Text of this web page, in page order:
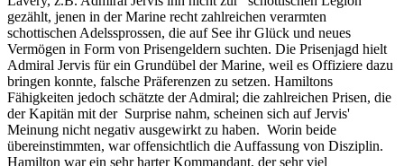
gezählt, jenen in der Marine recht zahlreichen verarmten
schottischen Adelssprossen, die auf See ihr Glück und neues
Vermögen in Form von Prisengeldern suchten. Die Prisenjagd hielt
Admiral Jervis für ein Grundübel der Marine, weil es Offiziere dazu
bringen konnte, falsche Präferenzen zu setzen. Hamiltons
Fähigkeiten jedoch schätzte der Admiral; die zahlreichen Prisen, die
der Kapitän mit der Surprise nahm, scheinen sich auf Jervis'
Meinung nicht negativ ausgewirkt zu haben. Worin beide
übereinstimmten, war offensichtlich die Auffassung von Disziplin.
Hamilton war ein sehr harter Kommandant, der sehr viel